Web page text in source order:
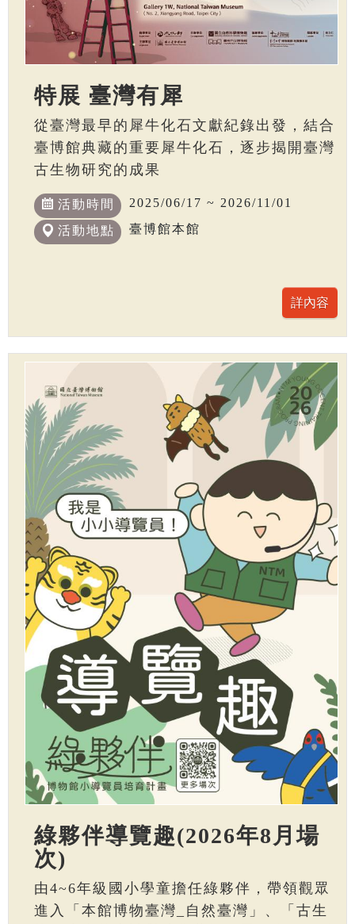
特展 臺灣有犀
從臺灣最早的犀牛化石文獻紀錄出發，結合
臺博館典藏的重要犀牛化石，逐步揭開臺灣
古生物研究的成果
活動時間 2025/06/17 ~ 2026/11/01
活動地點 臺博館本館
綠夥伴導覽趣(2026年8月場
次)
由4~6年級國小學童擔任綠夥伴，帶領觀眾
進入「本館博物臺灣_自然臺灣」、「古生